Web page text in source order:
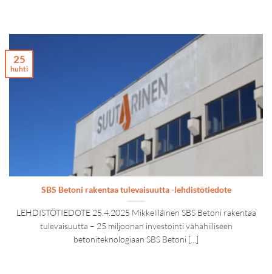
SBS Betoni rakentaa tulevaisuutta -lehdistötiedote
LEHDISTÖTIEDOTE 25.4.2025 Mikkeliläinen SBS Betoni rakentaa
tulevaisuutta – 25 miljoonan investointi vähähiiliseen
betoniteknologiaan SBS Betoni [...]
25
huhti